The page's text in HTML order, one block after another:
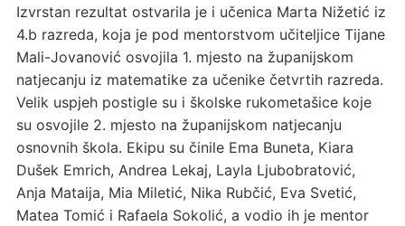
Izvrstan rezultat ostvarila je i učenica Marta Nižetić iz
4.b razreda, koja je pod mentorstvom učiteljice Tijane
Mali-Jovanović osvojila 1. mjesto na županijskom
natjecanju iz matematike za učenike četvrtih razreda.
Velik uspjeh postigle su i školske rukometašice koje
su osvojile 2. mjesto na županijskom natjecanju
osnovnih škola. Ekipu su činile Ema Buneta, Kiara
Dušek Emrich, Andrea Lekaj, Layla Ljubobratović,
Anja Mataija, Mia Miletić, Nika Rubčić, Eva Svetić,
Matea Tomić i Rafaela Sokolić, a vodio ih je mentor